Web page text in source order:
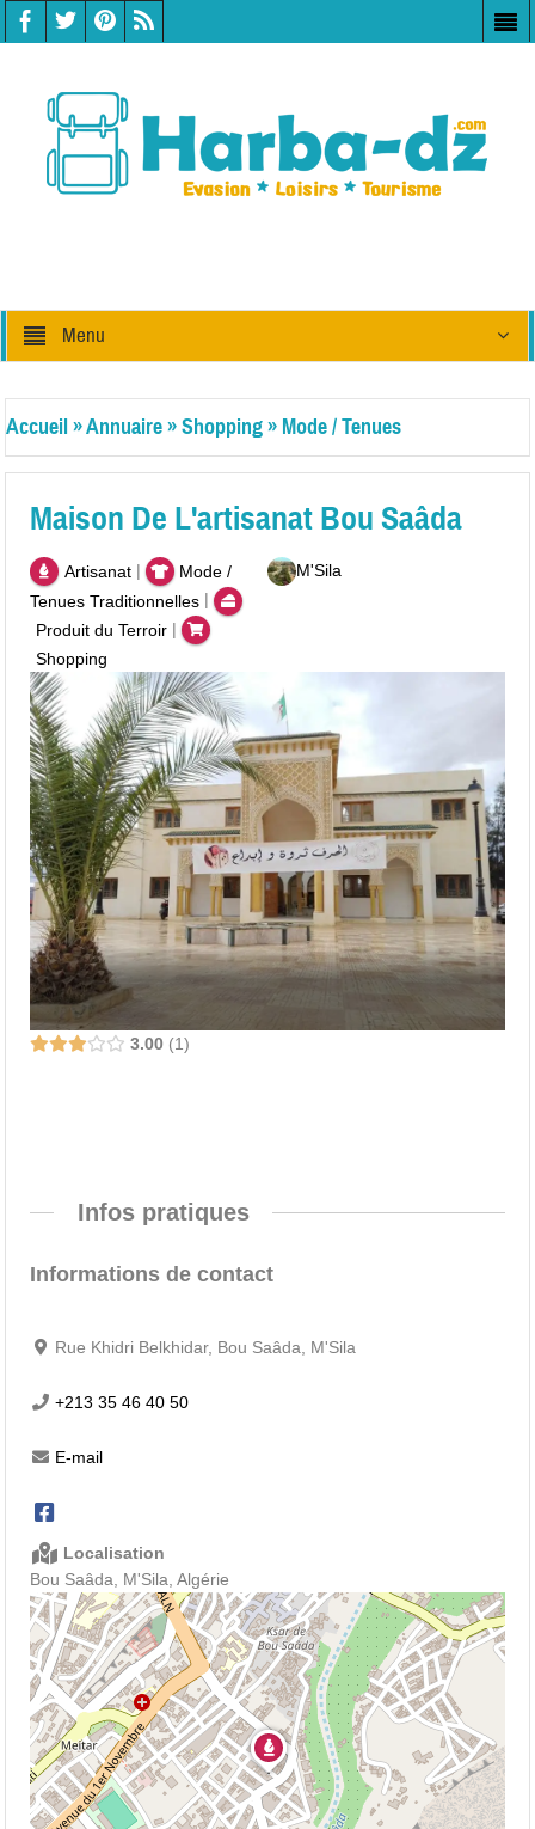
Menu
Accueil»Annuaire»Shopping» Mode / Tenues
Maison De L'artisanat Bou Saâda
Artisanat|
Mode /
Tenues Traditionnelles |
Produit du Terroir|
Shopping
M'Sila
3.00 1
Infos pratiques
Informations de contact
Rue Khidri Belkhidar, Bou Saâda, M'Sila
+213 35 46 40 50
E-mail
Localisation
Bou Saâda, M'Sila, Algérie